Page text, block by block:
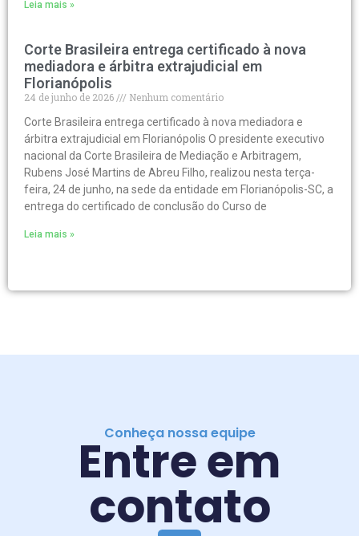
Leia mais »
Corte Brasileira entrega certificado à nova
mediadora e árbitra extrajudicial em
Florianópolis
24 de junho de 2026
Nenhum comentário
Corte Brasileira entrega certificado à nova mediadora e
árbitra extrajudicial em Florianópolis O presidente executivo
nacional da Corte Brasileira de Mediação e Arbitragem,
Rubens José Martins de Abreu Filho, realizou nesta terça-
feira, 24 de junho, na sede da entidade em Florianópolis-SC, a
entrega do certificado de conclusão do Curso de
Leia mais »
Conheça nossa equipe
Entre em
contato